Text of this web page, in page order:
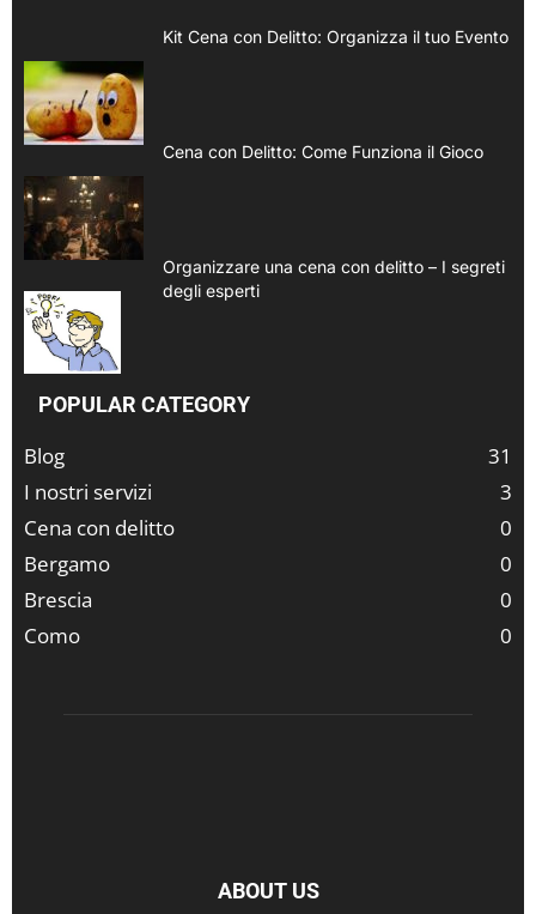
Kit Cena con Delitto: Organizza il tuo Evento
Cena con Delitto: Come Funziona il Gioco
Organizzare una cena con delitto – I segreti
degli esperti
POPULAR CATEGORY
Blog
31
I nostri servizi
3
Cena con delitto
0
Bergamo
0
Brescia
0
Como
0
ABOUT US